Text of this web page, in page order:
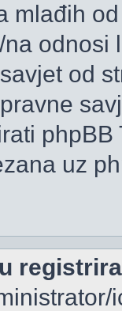
mlađih
odnosi
od
uz